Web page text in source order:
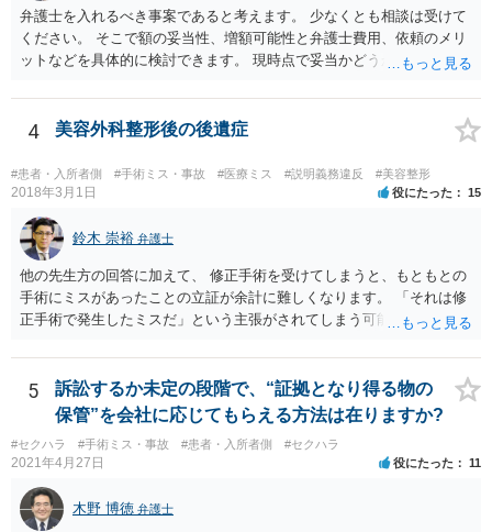
ただし，手術代の返金に応じた際に「これ以上金銭の請求はしませ
ん」という趣旨の合意をしてしまっていると， 上記の請求は，基本的
には困難となります。
弁護士を入れるべき事案であると考えます。 少なくとも相談は受けて
ください。 そこで額の妥当性、増額可能性と弁護士費用、依頼のメリ
ットなどを具体的に検討できます。 現時点で妥当かどうかを即断する
4 美容外科整形後の後遺症
#患者・入所者側 #手術ミス・事故 #医療ミス #説明義務違反 #美容整形
2018年3月1日 役にたった 15
鈴木 崇裕 弁護士
他の先生方の回答に加えて、 修正手術を受けてしまうと、もともとの
手術にミスがあったことの立証が余計に難しくなります。 「それは修
正手術で発生したミスだ」という主張がされてしまう可能性があるか
検討なさっているのであれば、修正手術を受けるまえに弁護士に相談
して対応を決めることを強くお勧めいたします。
5
訴訟するか未定の段階で、“証拠となり得る物の
保管”を会社に応じてもらえる方法は在りますか?
#セクハラ #手術ミス・事故 #患者・入所者側 #セクハラ
2021年4月27日 役にたった 11
木野 博徳 弁護士